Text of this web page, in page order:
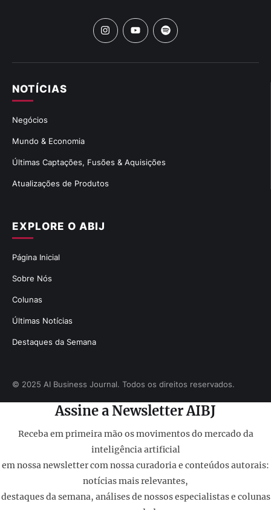
EXPLORE O ABIJ
Página Inicial
Sobre Nós
Colunas
Últimas Notícias
Destaques da Semana
NOTÍCIAS
Negócios
Mundo & Economia
Últimas Captações, Fusões & Aquisições
Atualizações de Produtos
© 2025 AI Business Journal. Todos os direitos reservados.
Assine a Newsletter AIBJ
Receba em primeira mão os movimentos do mercado da
inteligência artificial
em nossa newsletter com nossa curadoria e conteúdos autorais:
notícias mais relevantes,
destaques da semana, análises de nossos especialistas e colunas